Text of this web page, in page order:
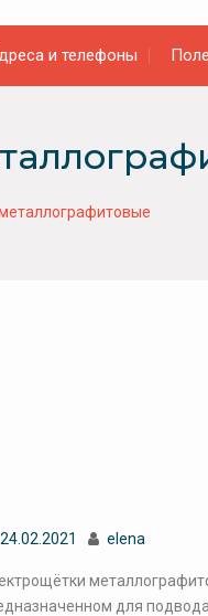
и телефоны
24.02.2021 elena
для